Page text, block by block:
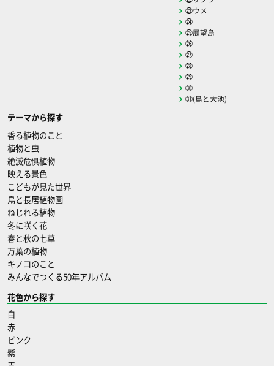
㉓ウメ
㉔
㉕展望島
㉖
㉗
㉘
㉙
㉚
㉛(島と大池)
テーマから探す
香る植物のこと
植物と虫
絶滅危惧植物
映える景色
こどもが見た世界
鳥と長居植物園
ねじれる植物
冬に咲く花
春と秋の七草
万葉の植物
キノコのこと
みんなでつくる50年アルバム
花色から探す
白
赤
ピンク
紫